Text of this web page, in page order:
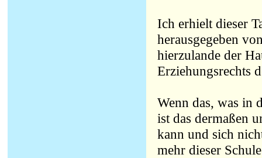
Ich erhielt dieser
herausgegeben
hierzulande der
Erziehungsrechts
Wenn das, was in
ist das dermaßen
kann und sich
mehr dieser